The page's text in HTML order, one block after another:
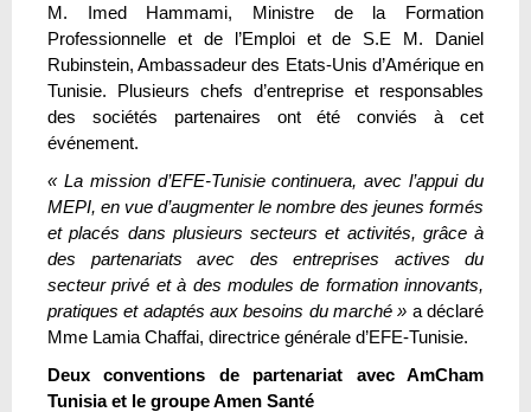
M. Imed Hammami, Ministre de la Formation
Professionnelle et de l’Emploi et de S.E M. Daniel
Rubinstein, Ambassadeur des Etats-Unis d’Amérique en
Tunisie. Plusieurs chefs d’entreprise et responsables
des sociétés partenaires ont été conviés à cet
événement.
« La mission d’EFE-Tunisie continuera, avec l’appui du
MEPI, en vue d’augmenter le nombre des jeunes formés
et placés dans plusieurs secteurs et activités, grâce à
des partenariats avec des entreprises actives du
secteur privé et à des modules de formation innovants,
pratiques et adaptés aux besoins du marché » a déclaré
Mme Lamia Chaffai, directrice générale d’EFE-Tunisie.
Deux conventions de partenariat avec AmCham
Tunisia et le groupe Amen Santé